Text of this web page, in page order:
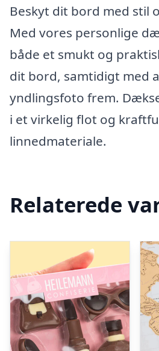
Beskyt dit bord med stil
Med vores personlige
både et smukt og
dit bord, samtidigt med
yndlingsfoto frem.
i et virkelig flot og
linnedmateriale.
Relaterede